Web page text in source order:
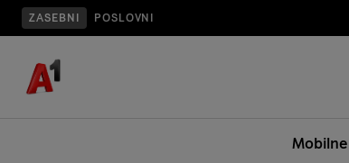
ZASEBNI POSLOVNI